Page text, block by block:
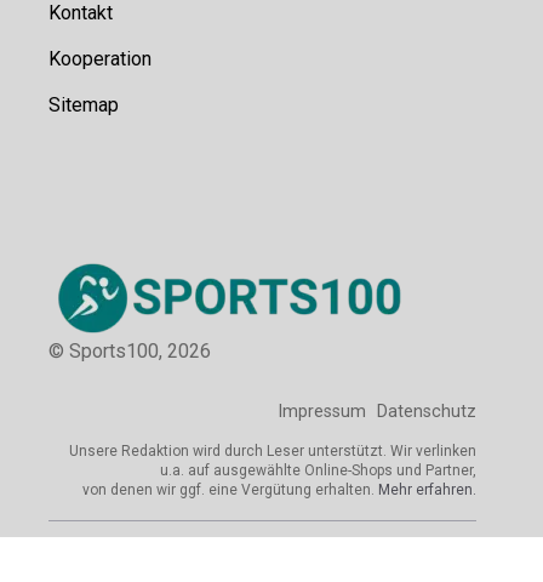
Kontakt
Kooperation
Sitemap
© Sports100, 2026
Impressum Datenschutz
Unsere Redaktion wird durch Leser unterstützt. Wir verlinken
u.a. auf ausgewählte Online-Shops und Partner,
von denen wir ggf. eine Vergütung erhalten. Mehr erfahren.